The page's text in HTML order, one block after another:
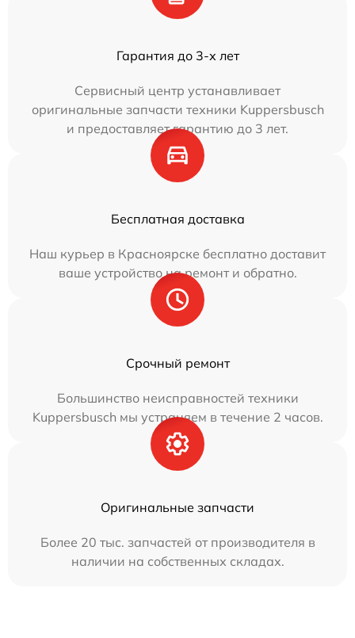
Гарантия до 3-х лет
Сервисный центр устанавливает
оригинальные запчасти техники Kuppersbusch
и предоставляет гарантию до 3 лет.
Бесплатная доставка
Наш курьер в Красноярске бесплатно доставит
ваше устройство на ремонт и обратно.
Срочный ремонт
Большинство неисправностей техники
Kuppersbusch мы устраняем в течение 2 часов.
Оригинальные запчасти
Более 20 тыс. запчастей от производителя в
наличии на собственных складах.